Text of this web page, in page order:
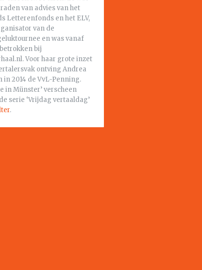
van advies van het
Letterenfonds en het ELV,
van de
en was vanaf
bij
Voor haar grote inzet
ontving Andrea
in 2014 de VvL-Penning.
in Münster’ verscheen
serie ‘Vrijdag vertaaldag’
.